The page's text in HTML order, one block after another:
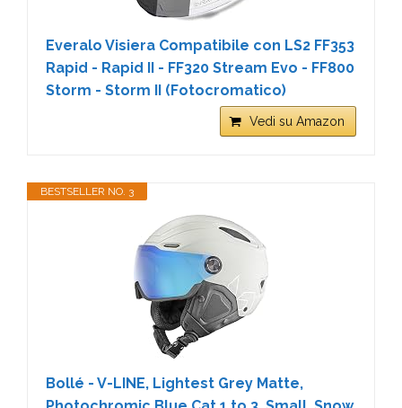
Everalo Visiera Compatibile con LS2 FF353
Rapid - Rapid II - FF320 Stream Evo - FF800
Storm - Storm II (Fotocromatico)
Vedi su Amazon
BESTSELLER NO. 3
Bollé - V-LINE, Lightest Grey Matte,